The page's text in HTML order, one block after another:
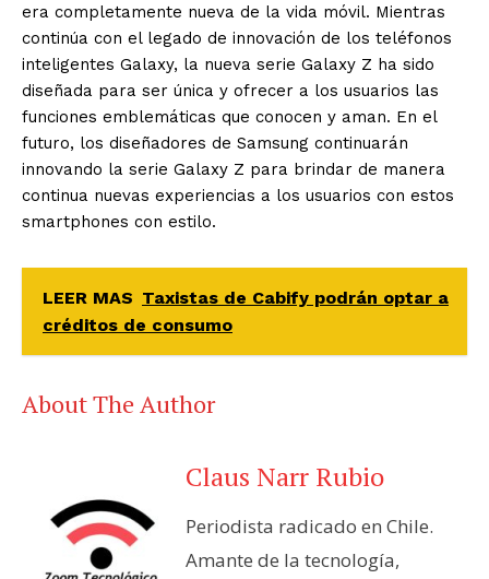
era completamente nueva de la vida móvil. Mientras
continúa con el legado de innovación de los teléfonos
inteligentes Galaxy, la nueva serie Galaxy Z ha sido
diseñada para ser única y ofrecer a los usuarios las
funciones emblemáticas que conocen y aman. En el
futuro, los diseñadores de Samsung continuarán
innovando la serie Galaxy Z para brindar de manera
continua nuevas experiencias a los usuarios con estos
smartphones con estilo.
LEER MAS Taxistas de Cabify podrán optar a
créditos de consumo
About The Author
Claus Narr Rubio
Periodista radicado en Chile.
Amante de la tecnología,